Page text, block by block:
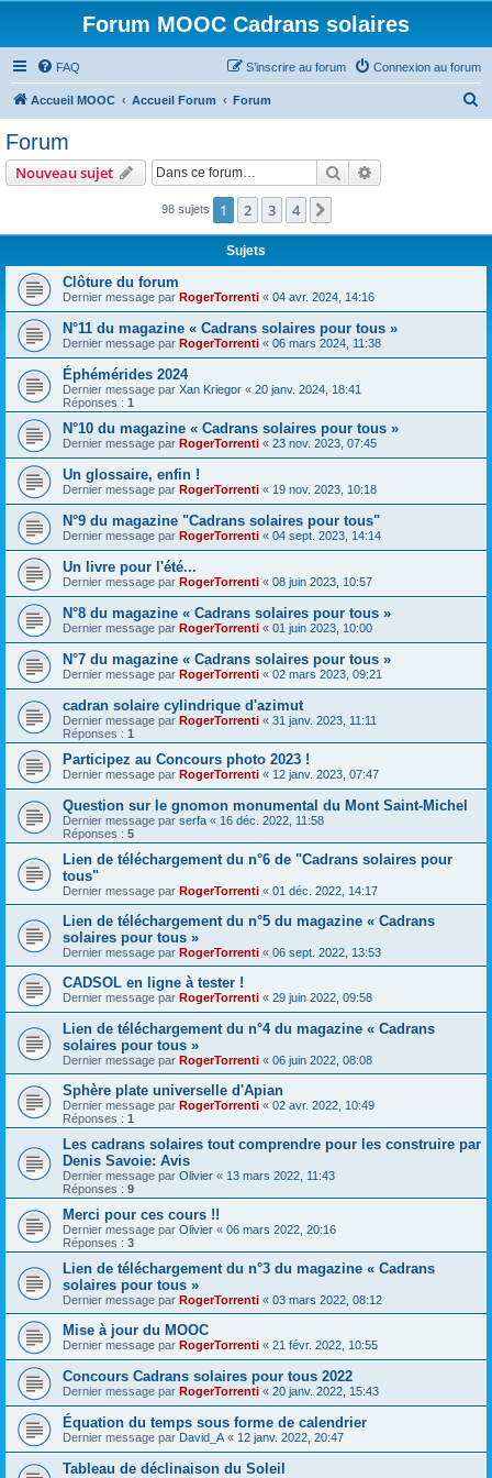
Forum MOOC Cadrans solaires
FAQ Connexion au forum
S’inscrire au forum
Accueil MOOC Accueil Forum Forum
e
Forum
Nouveau sujet Rechercher
98 sujets 1 2 3 4
Sujets
Clôture du forum
Dernier message par RogerTorrenti « 04 avr. 2024, 14:16
N°11 du magazine « Cadrans solaires pour tous »
Dernier message par RogerTorrenti « 06 mars 2024, 11:38
Éphémérides 2024
Dernier message par Xan Kriegor « 20 janv. 2024, 18:41
Réponses : 1
N°10 du magazine « Cadrans solaires pour tous »
Dernier message par RogerTorrenti « 23 nov. 2023, 07:45
Un glossaire, enfin !
Dernier message par RogerTorrenti « 19 nov. 2023, 10:18
N°9 du magazine "Cadrans solaires pour tous"
Dernier message par RogerTorrenti « 04 sept. 2023, 14:14
Un livre pour l'été...
Dernier message par RogerTorrenti « 08 juin 2023, 10:57
N°8 du magazine « Cadrans solaires pour tous »
Dernier message par RogerTorrenti « 01 juin 2023, 10:00
N°7 du magazine « Cadrans solaires pour tous »
Dernier message par RogerTorrenti « 02 mars 2023, 09:21
cadran solaire cylindrique d'azimut
Dernier message par RogerTorrenti « 31 janv. 2023, 11:11
Réponses : 1
Participez au Concours photo 2023 !
Dernier message par RogerTorrenti « 12 janv. 2023, 07:47
Question sur le gnomon monumental du Mont Saint-Michel
Dernier message par serfa « 16 déc. 2022, 11:58
Réponses : 5
Lien de téléchargement du n°6 de "Cadrans solaires pour
tous"
Dernier message par RogerTorrenti « 01 déc. 2022, 14:17
Lien de téléchargement du n°5 du magazine « Cadrans
solaires pour tous »
Dernier message par RogerTorrenti « 06 sept. 2022, 13:53
CADSOL en ligne à tester !
Dernier message par RogerTorrenti « 29 juin 2022, 09:58
Lien de téléchargement du n°4 du magazine « Cadrans
solaires pour tous »
Dernier message par RogerTorrenti « 06 juin 2022, 08:08
Sphère plate universelle d'Apian
Dernier message par RogerTorrenti « 02 avr. 2022, 10:49
Réponses : 1
Les cadrans solaires tout comprendre pour les construire par
Denis Savoie: Avis
Dernier message par Olivier « 13 mars 2022, 11:43
Réponses : 9
Merci pour ces cours !!
Dernier message par Olivier « 06 mars 2022, 20:16
Réponses : 3
Lien de téléchargement du n°3 du magazine « Cadrans
solaires pour tous »
Dernier message par RogerTorrenti « 03 mars 2022, 08:12
Mise à jour du MOOC
Dernier message par RogerTorrenti « 21 févr. 2022, 10:55
Concours Cadrans solaires pour tous 2022
Dernier message par RogerTorrenti « 20 janv. 2022, 15:43
Équation du temps sous forme de calendrier
Dernier message par David_A « 12 janv. 2022, 20:47
Tableau de déclinaison du Soleil